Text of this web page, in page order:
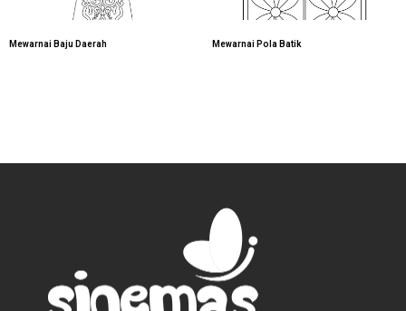
Mewarnai Baju Daerah Mewarnai Pola Batik